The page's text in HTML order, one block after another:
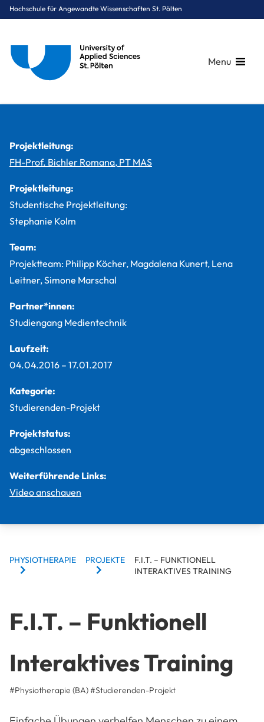
Hochschule für Angewandte Wissenschaften St. Pölten
Menu
Projektleitung:
FH-Prof. Bichler Romana, PT MAS
Projektleitung:
Studentische Projektleitung:
Stephanie Kolm
Team:
Projektteam: Philipp Köcher, Magdalena Kunert, Lena
Leitner, Simone Marschal
Partner*innen:
Studiengang Medientechnik
Laufzeit:
04.04.2016 – 17.01.2017
Kategorie:
Studierenden-Projekt
Projektstatus:
abgeschlossen
Weiterführende Links:
Video anschauen
BREADCRUMBS
PHYSIOTHERAPIE PROJEKTE
F.I.T. – FUNKTIONELL
INTERAKTIVES TRAINING
F.I.T. – Funktionell
Interaktives Training
#Physiotherapie (BA)#Studierenden-Projekt